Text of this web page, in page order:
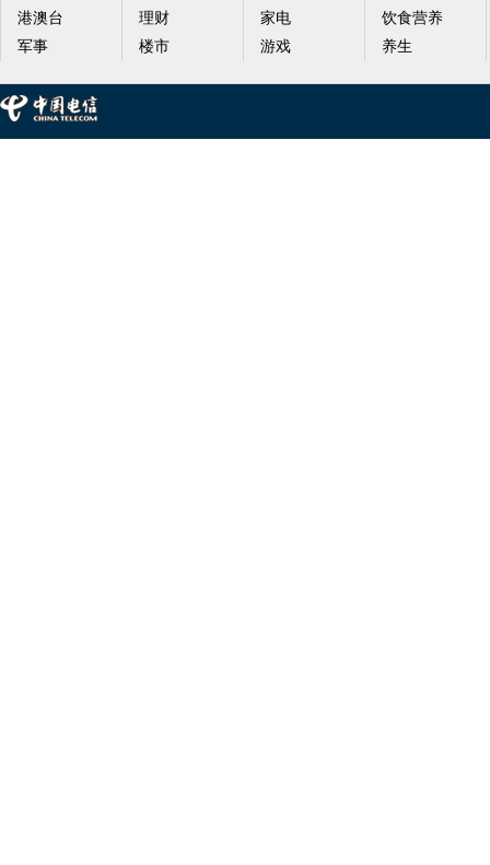
港澳台
军事
理财
楼市
家电
游戏
饮食营养
养生